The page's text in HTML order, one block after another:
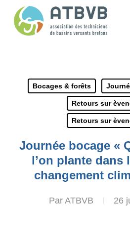
Bocages & forêts
Retours sur
Retours sur
Journée bocage «
l’on plante dans
changement
Par ATBVB 26
Panneau de gestion des cookies